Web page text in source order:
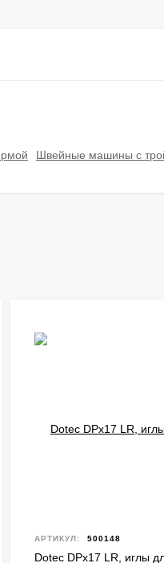
Швейные машины с
АРТИКУЛ: 500148
Dotec DPx17 LR, иглы